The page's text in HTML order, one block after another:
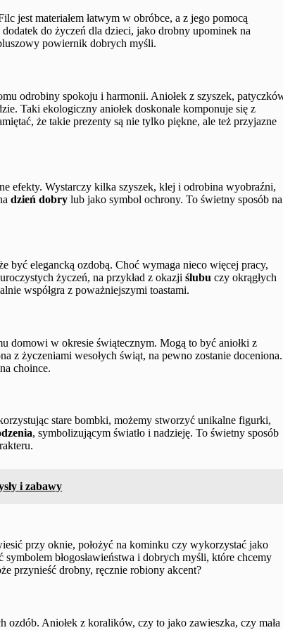
jest materiałem łatwym w obróbce, a z jego pomocą
do życzeń dla dzieci, jako drobny upominek na
powiernik dobrych myśli.
odrobiny spokoju i harmonii. Aniołek z szyszek,
Taki ekologiczny aniołek doskonale komponuje się z
że takie prezenty są nie tylko piękne, ale też przyjazne
efekty. Wystarczy kilka szyszek, klej i odrobina wyobraźni,
dzień dobry lub jako symbol ochrony. To świetny sposób na
być elegancką ozdobą. Choć wymaga nieco więcej pracy,
życzeń, na przykład z okazjiślubu czy okrągłych
współgra z poważniejszymi toastami.
domowi w okresie świątecznym. Mogą to być aniołki z
z życzeniami wesołych świąt, na pewno zostanie doceniona.
choince.
stare bombki, możemy stworzyć unikalne figurki,
, symbolizującym światło i nadzieję. To świetny sposób
i zabawy
przy oknie, położyć na kominku czy wykorzystać jako
błogosławieństwa i dobrych myśli, które chcemy
przynieść drobny, ręcznie robiony akcent?
Aniołek z koralików, czy to jako zawieszka, czy mała